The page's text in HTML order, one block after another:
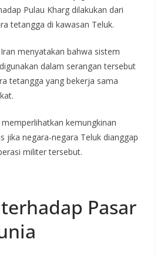
Pulau Kharg dilakukan dari
tetangga di kawasan Teluk.
menyatakan bahwa sistem
dalam serangan tersebut
tetangga yang bekerja sama
kemungkinan
jika negara-negara Teluk dianggap
militer tersebut.
Pasar